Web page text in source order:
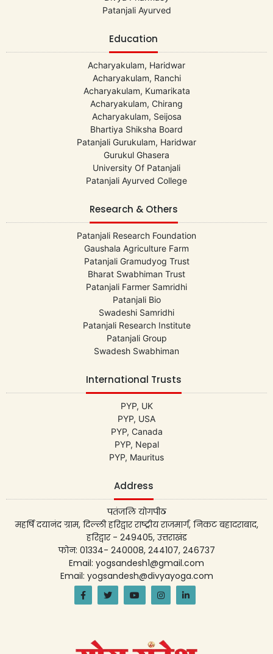
Patanjali Ayurved
Education
Acharyakulam, Haridwar
Acharyakulam, Ranchi
Acharyakulam, Kumarikata
Acharyakulam, Chirang
Acharyakulam, Seijosa
Bhartiya Shiksha Board
Patanjali Gurukulam, Haridwar
Gurukul Ghasera
University Of Patanjali
Patanjali Ayurved College
Research & Others
Patanjali Research Foundation
Gaushala Agriculture Farm
Patanjali Gramudyog Trust
Bharat Swabhiman Trust
Patanjali Farmer Samridhi
Patanjali Bio
Swadeshi Samridhi
Patanjali Research Institute
Patanjali Group
Swadesh Swabhiman
International Trusts
PYP, UK
PYP, USA
PYP, Canada
PYP, Nepal
PYP, Mauritus
Address
पतंजलि योगपीठ
महर्षि दयानंद ग्राम, दिल्ली हरिद्वार राष्ट्रीय राजमार्ग, निकट बहादराबाद,
हरिद्वार - 249405, उत्तराखंड
फोन: 01334- 240008, 244107, 246737
Email: yogsandesh1@gmail.com
Email: yogsandesh@divyayoga.com